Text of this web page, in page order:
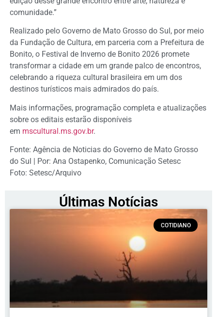
comunidade.”
Realizado pelo Governo de Mato Grosso do Sul, por meio
da Fundação de Cultura, em parceria com a Prefeitura de
Bonito, o Festival de Inverno de Bonito 2026 promete
transformar a cidade em um grande palco de encontros,
celebrando a riqueza cultural brasileira em um dos
destinos turísticos mais admirados do país.
Mais informações, programação completa e atualizações
sobre os editais estarão disponíveis
em mscultural.ms.gov.br⁠.
Fonte: Agência de Noticias do Governo de Mato Grosso
do Sul | Por: Ana Ostapenko, Comunicação Setesc
Foto: Setesc/Arquivo
Últimas Notícias
COTIDIANO